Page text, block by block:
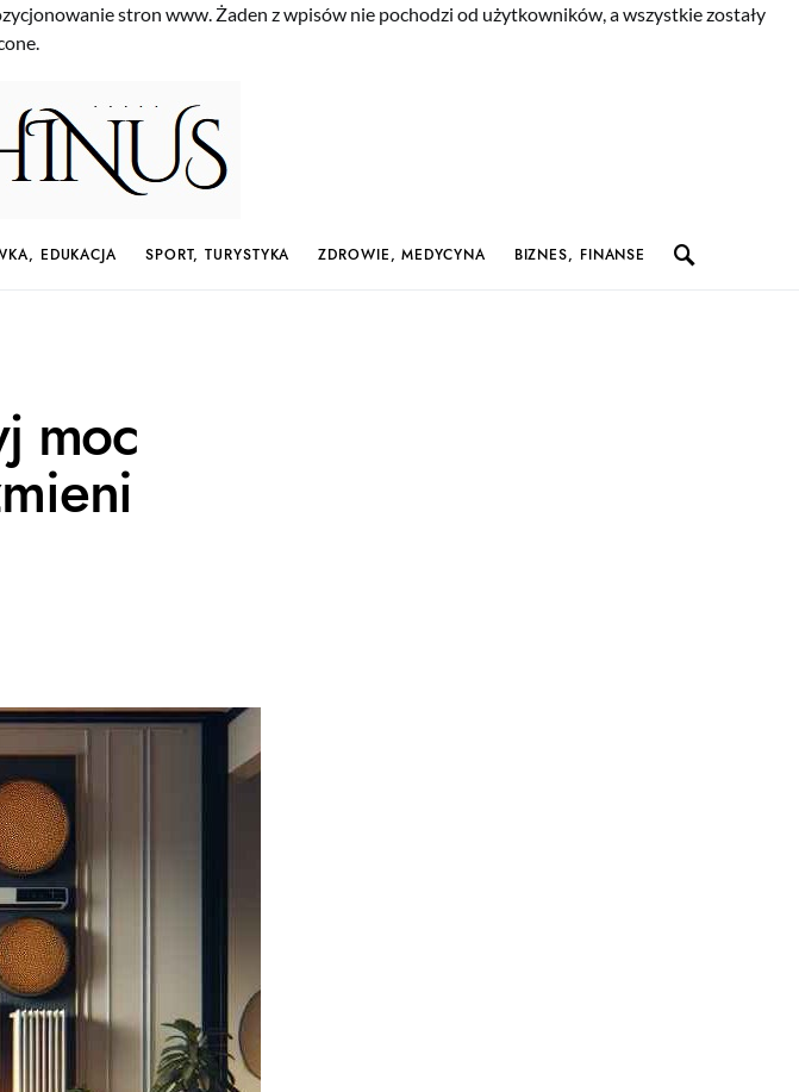
stron www. Żaden z wpisów nie pochodzi od użytkowników, a wszystkie zostały
EDUKACJA SPORT, TURYSTYKA ZDROWIE, MEDYCYNA BIZNES, FINANSE
moc